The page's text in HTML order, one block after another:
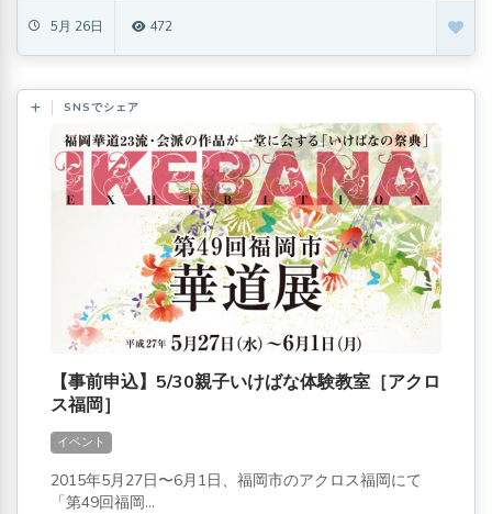
5月 26日 472
SNSでシェア
【事前申込】5/30親子いけばな体験教室［アクロ
ス福岡］
イベント
2015年5月27日〜6月1日、福岡市のアクロス福岡にて
「第49回福岡...